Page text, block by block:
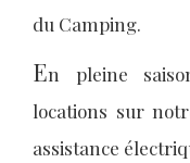
du Camping.
En pleine
locations sur
assistance